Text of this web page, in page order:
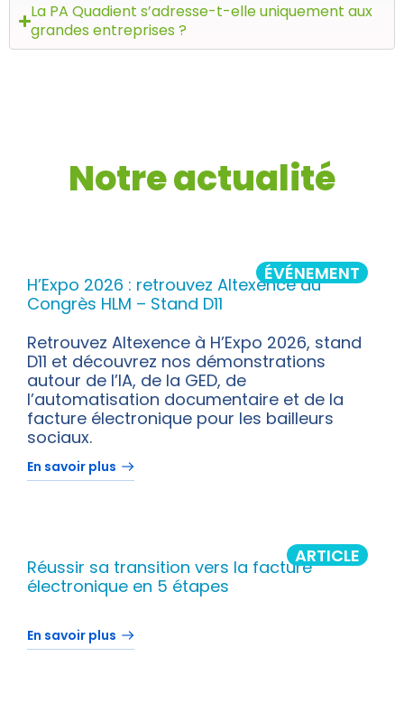
La PA Quadient s’adresse-t-elle uniquement aux
grandes entreprises ?
Notre actualité
ÉVÉNEMENT
H’Expo 2026 : retrouvez Altexence au
Congrès HLM – Stand D11
Retrouvez Altexence à H’Expo 2026, stand
D11 et découvrez nos démonstrations
autour de l’IA, de la GED, de
l’automatisation documentaire et de la
facture électronique pour les bailleurs
sociaux.
En savoir plus
ARTICLE
Réussir sa transition vers la facture
électronique en 5 étapes
En savoir plus